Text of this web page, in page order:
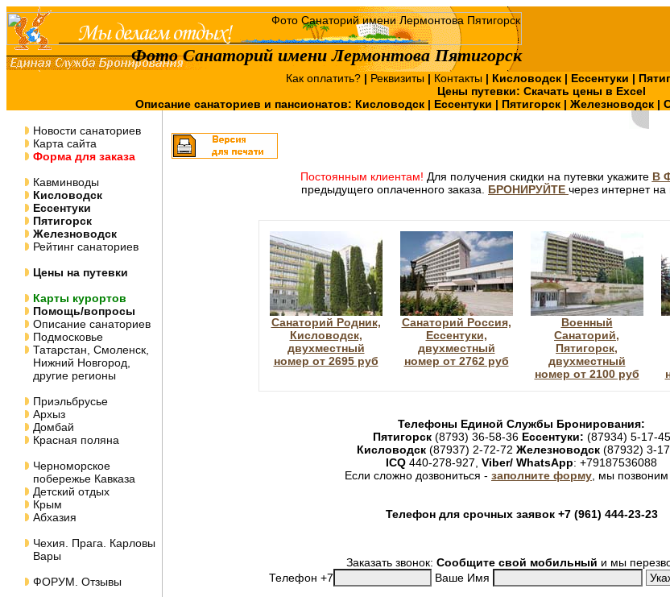
Фото Санаторий имени Лермонтова Пятигорск
Как оплатить? | Реквизиты | Контакты | Кисловодск| Ессентуки |
Цены путевки: Скачать цены в Excel
Описание санаториев и пансионатов: Кисловодск | Ессентуки | Пятигорск | Железноводск |
Новости санаториев
Карта сайта
Форма для заказа
Кавминводы
Кисловодск
Ессентуки
Пятигорск
Железноводск
Рейтинг санаториев
Цены на путевки
Карты курортов
Помощь/вопросы
Описание санаториев
Подмосковье
Татарстан, Смоленск,
Нижний Новгород,
другие регионы
Приэльбрусье
Архыз
Домбай
Красная поляна
Черноморское
побережье Кавказа
Детский отдых
Крым
Абхазия
Чехия. Прага. Карловы
Вары
ФОРУМ. Отзывы
Постоянным клиентам! Для получения скидки на путевки укажите В
предыдущего оплаченного заказа. БРОНИРУЙТЕ через интернет
Санаторий Родник,
Кисловодск,
двухместный
номер от 2695 руб
Санаторий Россия,
Ессентуки,
двухместный
номер от 2762 руб
Военный
Санаторий,
Пятигорск,
двухместный
номер от 2100 руб
Телефоны Единой Службы Бронирования:
Пятигорск(8793) 36-58-36 Ессентуки: (87934) 5-17-45
Кисловодск(87937) 2-72-72 Железноводск(87932) 3-
ICQ 440-278-927, Viber/ WhatsApp: +79187536088
Если сложно дозвониться - заполните форму , мы
Телефон для срочных заявок +7 (961) 444-23-23
Заказать звонок: Сообщите свой мобильный и мы
Телефон +7
Ваше Имя